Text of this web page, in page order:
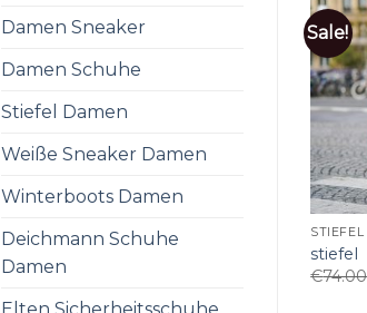
Damen Sneaker
Damen Schuhe
Stiefel Damen
Weiße Sneaker Damen
Winterboots Damen
Deichmann Schuhe
Damen
Elten Sicherheitsschuhe
Sale!
STIEFEL
stiefel
€74.00